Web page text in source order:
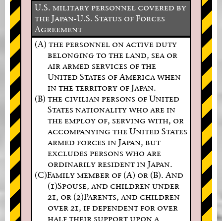
U.S. military personnel covered by
the Japan-U.S. Status of Forces
Agreement
(A) the personnel on active duty
belonging to the land, sea or
air armed services of the
United States of America when
in the territory of Japan.
(B) the civilian persons of United
States nationality who are in
the employ of, serving with, or
accompanying the United States
armed forces in Japan, but
excludes persons who are
ordinarily resident in Japan.
(C)Family member of (A) or (B). And
(1)Spouse, and children under
21, or (2)Parents, and children
over 21, if dependent for over
half their support upon a